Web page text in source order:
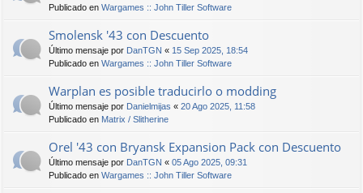
Publicado en Wargames :: John Tiller Software
Smolensk '43 con Descuento
Último mensaje por DanTGN « 15 Sep 2025, 18:54
Publicado en Wargames :: John Tiller Software
Warplan es posible traducirlo o modding
Último mensaje por Danielmijas « 20 Ago 2025, 11:58
Publicado en Matrix / Slitherine
Orel '43 con Bryansk Expansion Pack con Descuento
Último mensaje por DanTGN « 05 Ago 2025, 09:31
Publicado en Wargames :: John Tiller Software